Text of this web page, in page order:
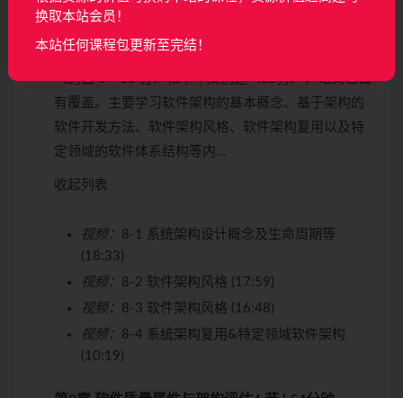
本章主要在上午选择、案例分析和论文中都会出现。
材。根据考试大纲，本章知识点会涉及单项选择题
（约占 8～15 分）和下午案例题（25分），论文也会
有覆盖。主要学习软件架构的基本概念、基于架构的
软件开发方法、软件架构风格、软件架构复用以及特
定领域的软件体系结构等内…
收起列表
视频： 8-1 系统架构设计概念及生命周期等
(18:33)
视频： 8-2 软件架构风格 (17:59)
视频： 8-3 软件架构风格 (16:48)
视频： 8-4 系统架构复用&特定领域软件架构
(10:19)
换取本站会员！
本站任何课程包更新至完结！